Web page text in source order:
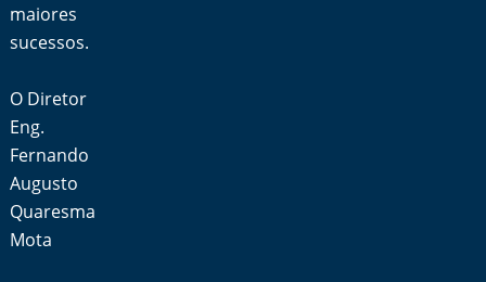
maiores
sucessos.
O Diretor
Eng.
Fernando
Augusto
Quaresma
Mota